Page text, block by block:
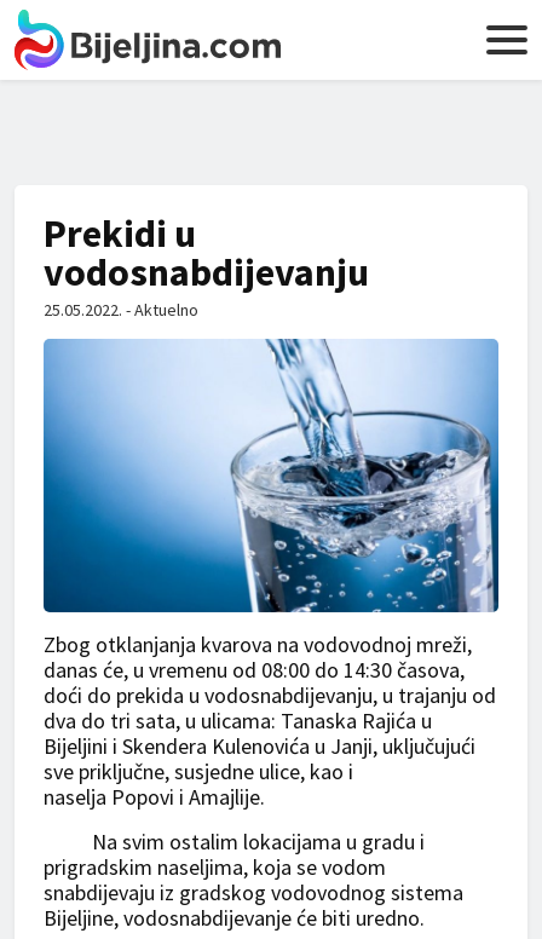
Prekidi u
vodosnabdijevanju
25.05.2022. - Aktuelno
Zbog otklanjanja kvarova na vodovodnoj mreži,
danas će, u vremenu od 08:00 do 14:30 časova,
doći do prekida u vodosnabdijevanju, u trajanju od
dva do tri sata, u ulicama: Tanaska Rajića u
Bijeljini i Skendera Kulenovića u Janji, uključujući
sve priključne, susjedne ulice, kao i
naselja Popovi i Amajlije.
Na svim ostalim lokacijama u gradu i
prigradskim naseljima, koja se vodom
snabdijevaju iz gradskog vodovodnog sistema
Bijeljine, vodosnabdijevanje će biti uredno.